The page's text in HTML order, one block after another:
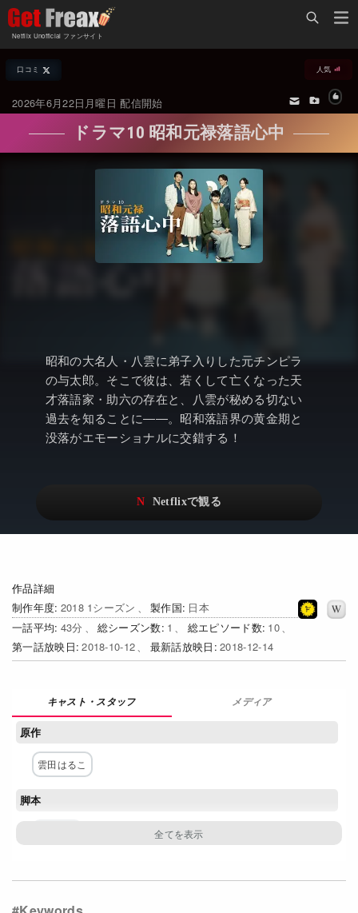
Netflix Unofficial ファンサイト
Netflix新着作品
オールジャンル
海外ドラマ・シリーズ
海外映画
国内TV番組・ドラマ
国内映画
アニメ
ドキュメンタリー
Netflixオリジナル作品
日本語吹替対応作品
その他の国のTV番組
配信終了予定の作品
海外ドラマ・ラインナップ
Netflix 人気ランキング
Netflix 全作品ラインナップ
Netflix配信作品カスタム検索
Netflix・VOD総合News
Watchlistへ
Netflix Video
Netflix 吹替版作品
Netflix 高い評価の海外作品
みんなの作品レビュー
Watchlist
Get Freaxフォーラム
口コミ 人気
2026年6月22日月曜日 配信開始
ドラマ10 昭和元禄落語心中
昭和の大名人・八雲に弟子入りした元チンピラ
の与太郎。そこで彼は、若くして亡くなった天
才落語家・助六の存在と、八雲が秘める切ない
過去を知ることに――。昭和落語界の黄金期と
没落がエモーショナルに交錯する！
作品詳細
制作年度 2018 1シーズン 製作国 日本
一話平均 43 総シーズン数 1 総エピソード数 10
第一話放映日 2018-10-12 最新話放映日 2018-12-14
メディア
原作
雲田はるこ
脚本